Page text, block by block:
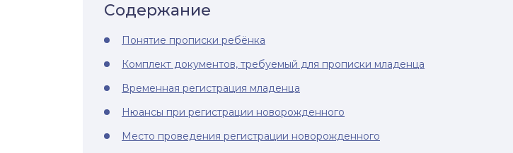
Содержание
Понятие прописки ребёнка
Комплект документов, требуемый для прописки младенца
Временная регистрация младенца
Нюансы при регистрации новорожденного
Место проведения регистрации новорожденного